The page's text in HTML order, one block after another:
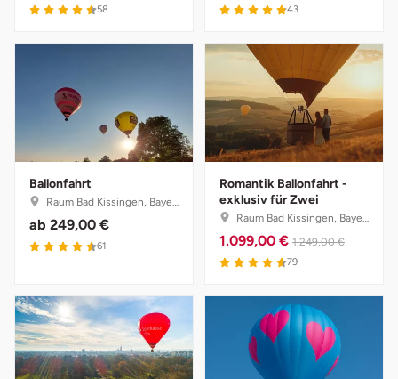
58 43
Ballonfahrt
Raum Bad Kissingen, Bayern
ab 249,00 €
61
Romantik Ballonfahrt -
exklusiv für Zwei
Raum Bad Kissingen, Bayern
1.099,00 € 1.249,00 €
79